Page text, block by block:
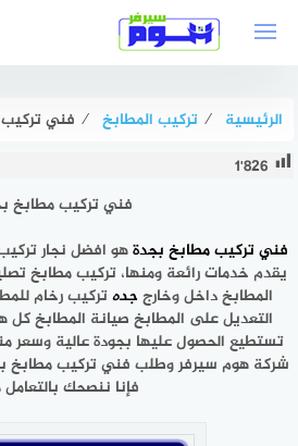
الرئيسية ⁄ تركيب المطابخ ⁄ فني تركيب مطابخ
1٬826
فني تركيب مطابخ
فني تركيب مطابخ بجدةهو افضل نجار
يقدم خدمات رائعة ومنها، تركيب مطابخ
المطابخ داخل وخارج جدهتركيب رخام
التعديل على المطابخ صيانة المطابخ كل
تستطيع الحصول عليها بجودة عالية وسعر
شركة هوم سيرفر وطلب فني تركيب مطابخ
فإنا ننصحك